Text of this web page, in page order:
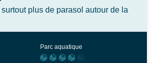
plus de parasol autour de la
Parc aquatique